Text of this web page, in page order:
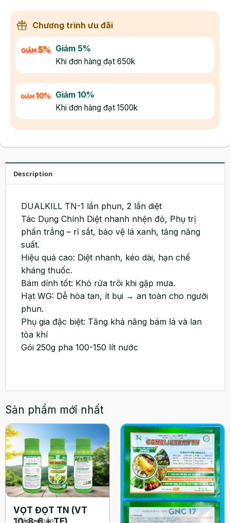
Chương trình ưu đãi
Giảm 5%
Khi đơn hàng đạt 650k
Giảm 10%
Khi đơn hàng đạt 1500k
Description
DUALKILL TN-1 lần phun, 2 lần diệt
Tác Dụng Chính Diệt nhanh nhện đỏ, Phụ trị
phấn trắng – rỉ sắt, bảo vệ lá xanh, tăng năng
suất.
Hiệu quả cao: Diệt nhanh, kéo dài, hạn chế
kháng thuốc.
Bám dính tốt: Khó rửa trôi khi gặp mưa.
Hạt WG: Dễ hòa tan, ít bụi → an toàn cho người
phun.
Phụ gia đặc biệt: Tăng khả năng bám lá và lan
tỏa khí
Gói 250g pha 100-150 lít nước
Sản phẩm mới nhất
VỌT ĐỌT TN (VT
Thành phần: